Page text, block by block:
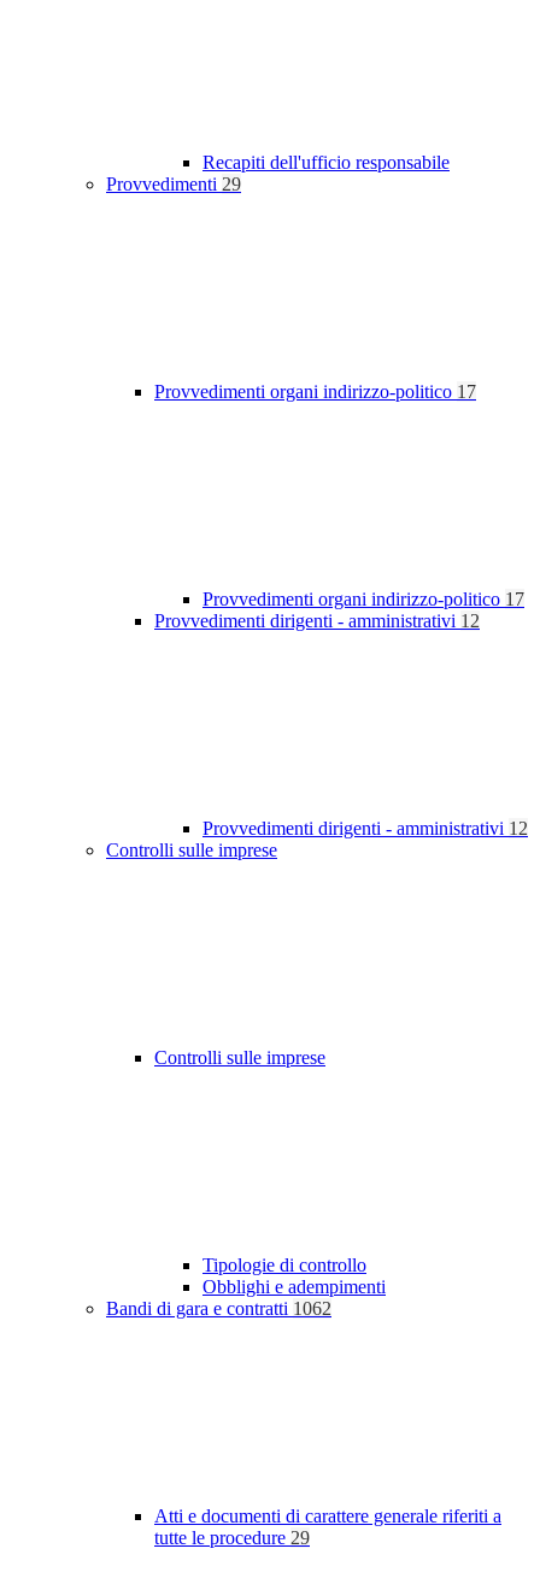
Recapiti dell'ufficio responsabile
Provvedimenti 29
Provvedimenti organi indirizzo-politico 17
Provvedimenti organi indirizzo-politico 17
Provvedimenti dirigenti - amministrativi 12
Provvedimenti dirigenti - amministrativi 12
Controlli sulle imprese
Controlli sulle imprese
Tipologie di controllo
Obblighi e adempimenti
Bandi di gara e contratti 1062
Atti e documenti di carattere generale riferiti a
tutte le procedure 29